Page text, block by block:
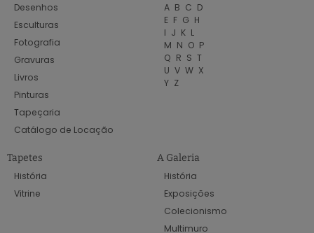
Desenhos
Esculturas
Fotografia
Gravuras
Livros
Pinturas
Tapeçaria
Catálogo de Locação
A B C D
E F G H
I J K L
M N O P
Q R S T
U V W X
Y Z
Tapetes
História
Vitrine
A Galeria
História
Exposições
Colecionismo
Multimuro